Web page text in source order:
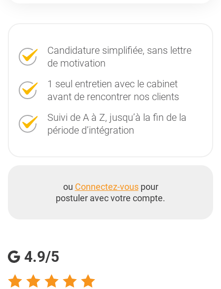
Candidature simplifiée, sans lettre
de motivation
1 seul entretien avec le cabinet
avant de rencontrer nos clients
Suivi de A à Z, jusqu’à la fin de la
période d’intégration
ou Connectez-vouspour
postuler avec votre compte.
4.9/5